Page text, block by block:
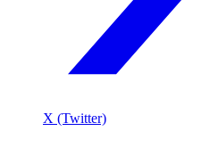
X (Twitter)